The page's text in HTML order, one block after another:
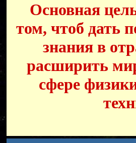
Основная
том, чтоб дать
знания в
расширить
сфере